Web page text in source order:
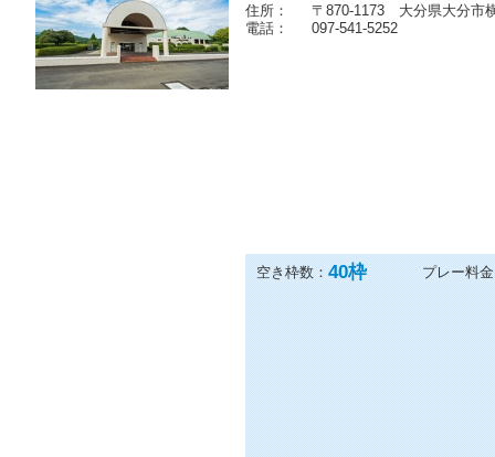
住所：
〒870-1173 大分県大分市
電話：
097-541-5252
空き枠数： 40枠 プレー料